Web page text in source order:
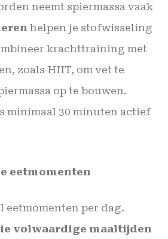
neemt spiermassa vaak
helpen je stofwisseling
krachttraining met
zoals HIIT, om vet te
op te bouwen.
minimaal 30 minuten actief
eetmomenten
eetmomenten per dag.
volwaardige maaltijden